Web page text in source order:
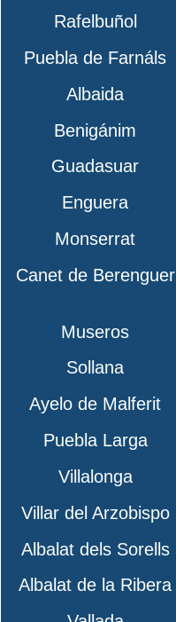
Rafelbuñol
Puebla de Farnáls
Albaida
Benigánim
Guadasuar
Enguera
Monserrat
Canet de Berenguer
Museros
Sollana
Ayelo de Malferit
Puebla Larga
Villalonga
Villar del Arzobispo
Albalat dels Sorells
Albalat de la Ribera